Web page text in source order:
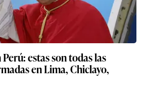
estas son todas las
en Lima, Chiclayo,